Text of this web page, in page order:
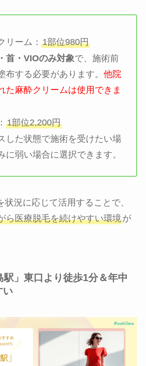
リーム： 1部位980円
首・VIOのみ対象で、施術前
布する必要があります。 他院
た麻酔クリームは使用できま
1部位2,200円
した状態で施術を受けたい場
に弱い場合に選択できます。
状況に応じて活用することで、
ら医療脱毛を続けやすい環境が
」東口より徒歩1分＆年中
い